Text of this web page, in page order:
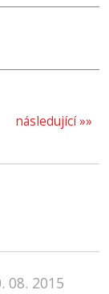
následující »»
08. 2015